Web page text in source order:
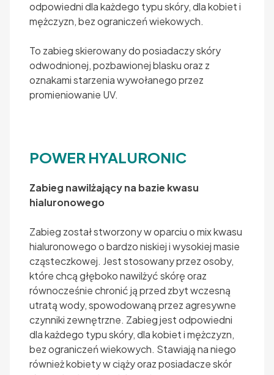
odpowiedni dla każdego typu skóry, dla kobiet i
mężczyzn, bez ograniczeń wiekowych.
To zabieg skierowany do posiadaczy skóry
odwodnionej, pozbawionej blasku oraz z
oznakami starzenia wywołanego przez
promieniowanie UV.
POWER HYALURONIC
Zabieg nawilżający na bazie kwasu
hialuronowego
Zabieg został stworzony w oparciu o mix kwasu
hialuronowego o bardzo niskiej i wysokiej masie
cząsteczkowej. Jest stosowany przez osoby,
które chcą głęboko nawilżyć skórę oraz
równocześnie chronić ją przed zbyt wczesną
utratą wody, spowodowaną przez agresywne
czynniki zewnętrzne. Zabieg jest odpowiedni
dla każdego typu skóry, dla kobiet i mężczyzn,
bez ograniczeń wiekowych. Stawiają na niego
również kobiety w ciąży oraz posiadacze skór